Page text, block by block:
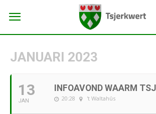
JANUARI 2023
13
JAN
INFOAVOND WAARM
20:28 't Waltahûs